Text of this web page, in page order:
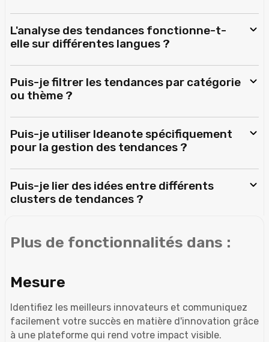
L'analyse des tendances fonctionne-t-
elle sur différentes langues ?
Puis-je filtrer les tendances par catégorie
ou thème ?
Puis-je utiliser Ideanote spécifiquement
pour la gestion des tendances ?
Puis-je lier des idées entre différents
clusters de tendances ?
Plus de fonctionnalités dans :
Mesure
Identifiez les meilleurs innovateurs et communiquez
facilement votre succès en matière d'innovation grâce
à une plateforme qui rend votre impact visible.